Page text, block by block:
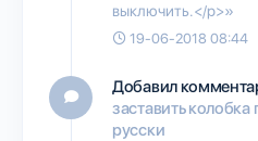
выключить.</p>»
19-06-2018 08:44
Добавил
заставить колобка
русски